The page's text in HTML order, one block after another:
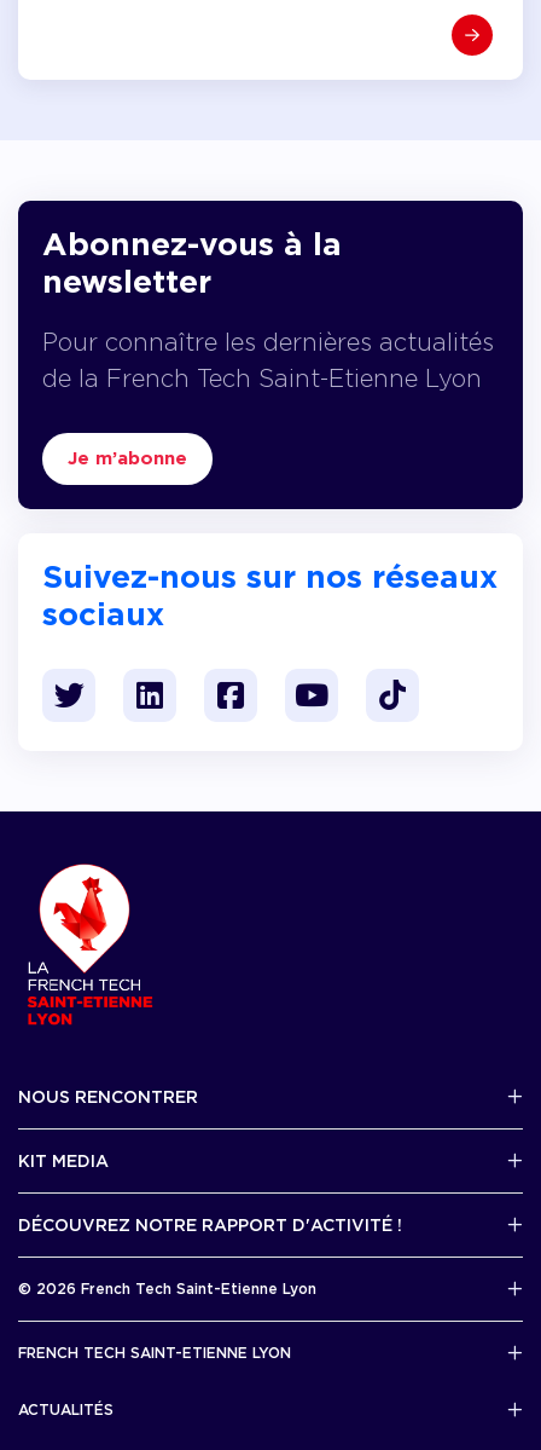
Abonnez-vous à la
newsletter
Pour connaître les dernières actualités
de la French Tech Saint-Etienne Lyon
Je m’abonne
Suivez-nous sur nos réseaux
sociaux
NOUS RENCONTRER
KIT MEDIA
DÉCOUVREZ NOTRE RAPPORT D'ACTIVITÉ !
© 2026 French Tech Saint-Etienne Lyon
Politique de confidentialité
Développement 69pixl
FRENCH TECH SAINT-ETIENNE LYON
L’association French Tech Saint-Etienne Lyon
ACTUALITÉS